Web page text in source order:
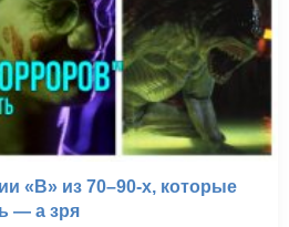
«B» из 70–90-х, которые
— а зря